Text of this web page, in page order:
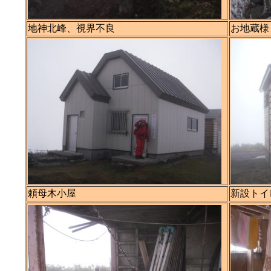
地神北峰、視界不良 お地蔵様
頼母木小屋 新設トイ